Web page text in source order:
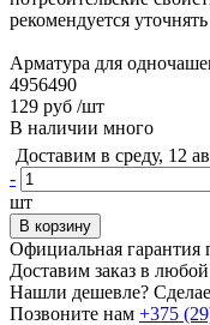
рекомендуется
Арматура для
4956490
129 руб /шт
В наличии много
Доставим в среду, 12
-
шт
В корзину
Официальная гарантия
Доставим заказ в
Нашли дешевле?
Позвоните нам +375